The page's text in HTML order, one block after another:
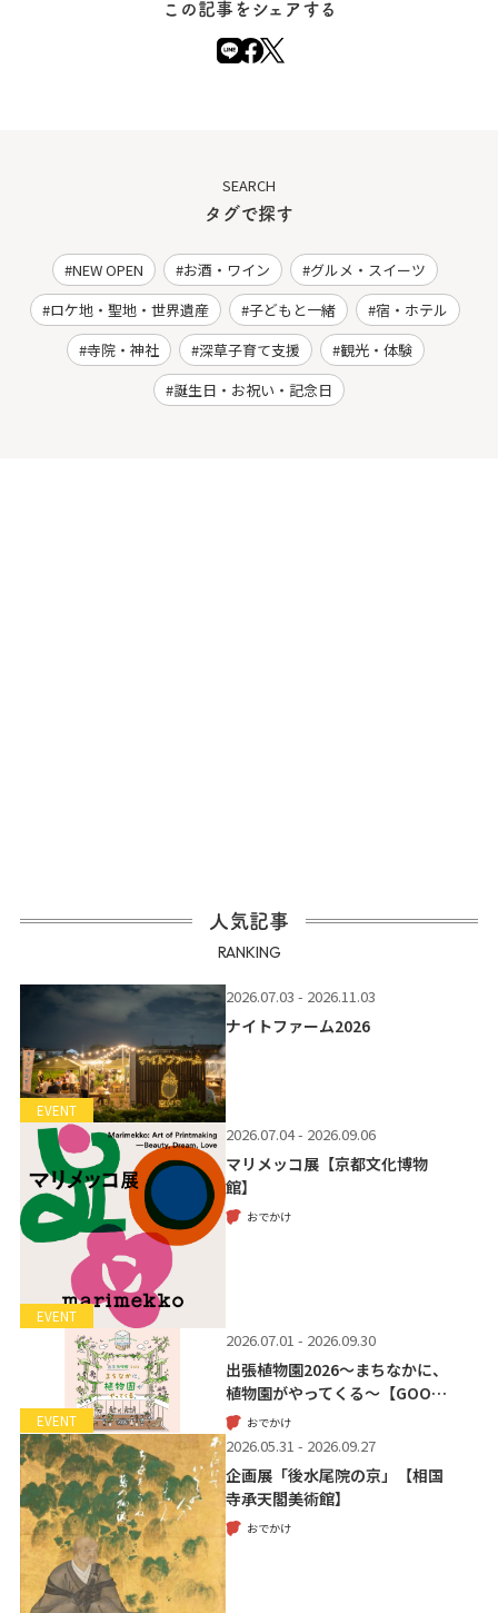
この記事をシェアする
SEARCH
タグで探す
NEW OPEN お酒・ワイン
グルメ・スイーツ
ロケ地・聖地・世界遺産
子どもと一緒
宿・ホテル
寺院・神社
深草子育て支援
観光・体験
誕生日・お祝い・記念日
人気記事
RANKING
EVENT
2026.07.03 - 2026.11.03
ナイトファーム2026
EVENT
2026.07.04 - 2026.09.06
マリメッコ展【京都文化博物
館】
おでかけ
EVENT
2026.07.01 - 2026.09.30
出張植物園2026～まちなかに、
植物園がやってくる～【GOO…
おでかけ
2026.05.31 - 2026.09.27
企画展「後水尾院の京」【相国
寺承天閣美術館】
おでかけ